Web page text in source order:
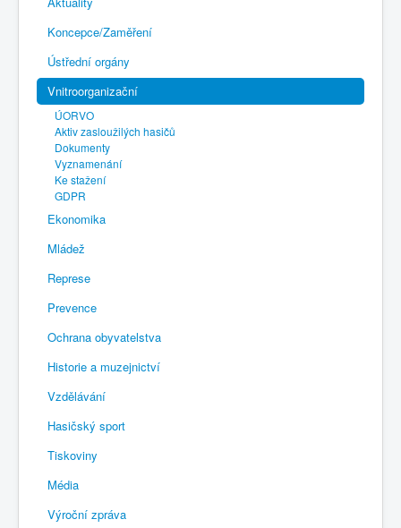
Plán činnosti 2026
Kalendář akcí
Výhody pro členy
Portál REDENOX
Koncepce/Zaměření
Ústřední orgány
Vnitroorganizační
ÚORVO
Aktiv zasloužilých hasičů
Dokumenty
Vyznamenání
Ke stažení
GDPR
Ekonomika
Mládež
Represe
Prevence
Ochrana obyvatelstva
Historie a muzejnictví
Vzdělávání
Hasičský sport
Tiskoviny
Média
Výroční zpráva